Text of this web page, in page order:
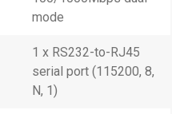
mode
1 x RS232-to-RJ45
serial port (115200, 8,
N, 1)